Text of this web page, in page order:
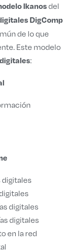
Ikanosdel
DigComp
de lo que
Este modelo
:
digitales
digitales
en la red